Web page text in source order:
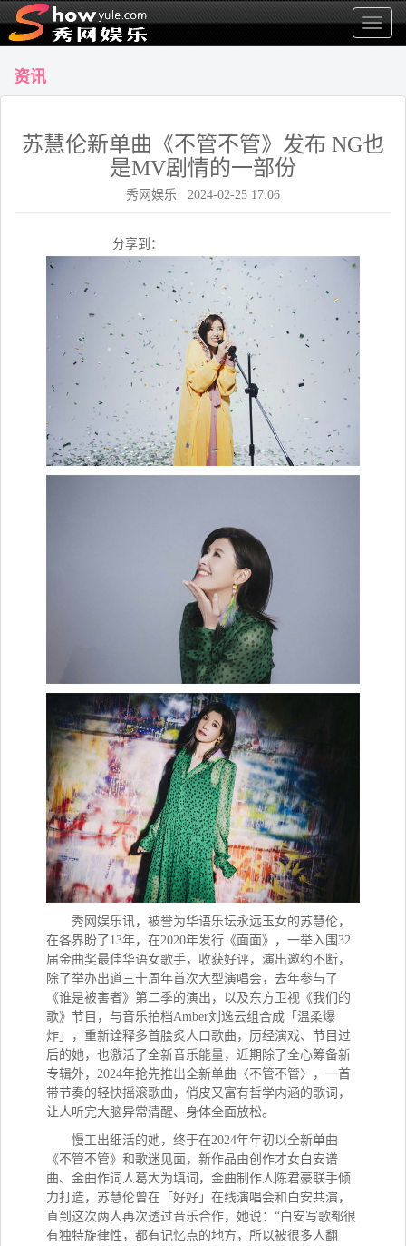
显
示
资讯
苏慧伦新单曲《不管不管》发布 NG也
是MV剧情的一部份
秀网娱乐 2024-02-25 17:06
分享到：
秀网娱乐讯， 被誉为华语乐坛永远玉女的苏慧伦，
在各界盼了13年，在2020年发行《面面》，一举入围32
届金曲奖最佳华语女歌手，收获好评，演出邀约不断，
除了举办出道三十周年首次大型演唱会，去年参与了
《谁是被害者》第二季的演出，以及东方卫视《我们的
歌》节目，与音乐拍档Amber刘逸云组合成「温柔爆
炸」，重新诠释多首脍炙人口歌曲，历经演戏、节目过
后的她，也激活了全新音乐能量，近期除了全心筹备新
专辑外，2024年抢先推出全新单曲〈不管不管〉，一首
带节奏的轻快摇滚歌曲，俏皮又富有哲学内涵的歌词，
让人听完大脑异常清醒、身体全面放松。
慢工出细活的她，终于在2024年年初以全新单曲
《不管不管》和歌迷见面，新作品由创作才女白安谱
曲、金曲作词人葛大为填词，金曲制作人陈君豪联手倾
力打造，苏慧伦曾在「好好」在线演唱会和白安共演，
直到这次两人再次透过音乐合作，她说：“白安写歌都很
有独特旋律性，都有记忆点的地方，所以被很多人翻